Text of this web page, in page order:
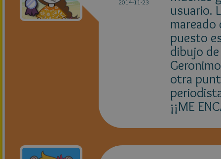
2014-11-23
usuario.
mareado
puesto
dibujo
otra
¡¡ME